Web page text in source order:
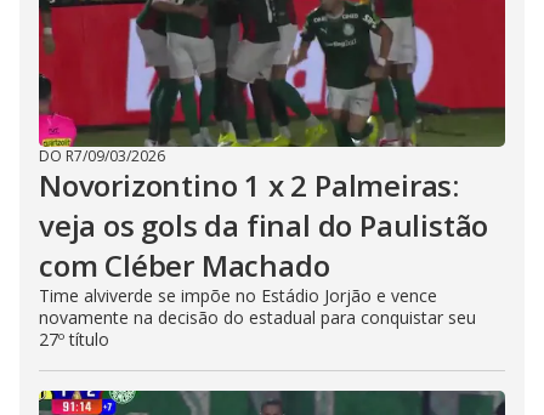
DO R7/09/03/2026
Novorizontino 1 x 2 Palmeiras:
veja os gols da final do Paulistão
com Cléber Machado
Time alviverde se impõe no Estádio Jorjão e vence
novamente na decisão do estadual para conquistar seu
27º título